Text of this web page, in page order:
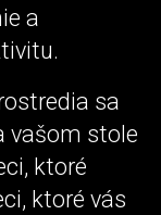
a
sa
vašom stole
ktoré
ktoré vás